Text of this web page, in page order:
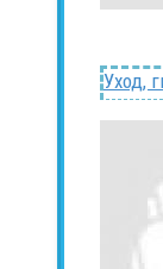
Уход,